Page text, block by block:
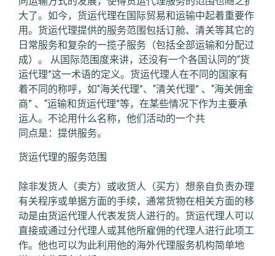
大了。如今，货运代理在国际贸易和运输中起着重要作
用。货运代理提供的服务范围包括订舱、清关等其它的
日常服务和复杂的一揽子服务（包括全部运输和分配过
成）。 从国际范围度来讲，还没有一个各国认同的“货
运代理”这一术语的定义。货运代理人在不同的国家有
着不同的称呼，如“海关代理”、“清关代理” 、“海关佣金
商” 、“运输和货运代理”等，在某些情况下作为主要承
运人。不论用什么名称，他们活动的一个共
同点是：提供服务。
货运代理的服务范围
除非发货人（卖方）或收货人（买方）想亲自负责办理
有关程序或单据方面的手续，通常货物在相关方面的移
动是由货运代理人代表发货人进行的。货运代理人可以
直接或通过分代理人或其他所雇佣的代理人进行此项工
作。他也可以为此利用他的海外代理服务机构简单地